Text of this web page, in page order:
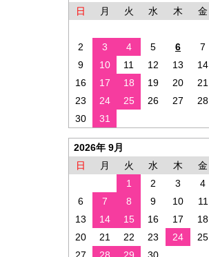
日
月 火 水 木 金
2
3 4 5 6 7
9
10 11 12 13 14
16
17 18 19 20 21
23
24 25 26 27 28
30
31
2026年 9月
日
月 火 水 木 金
1
2 3 4
6
7 8 9 10 11
13
14 15 16 17 18
20
21 22 23 24 25